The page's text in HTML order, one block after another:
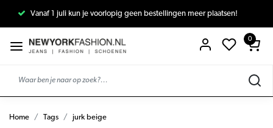
Vanaf 1 juli kun je voorlopig geen bestellingen meer plaatsen!
0
Home Tags jurk beige